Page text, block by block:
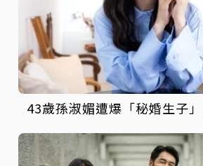
43歲孫淑媚遭爆「秘婚生子